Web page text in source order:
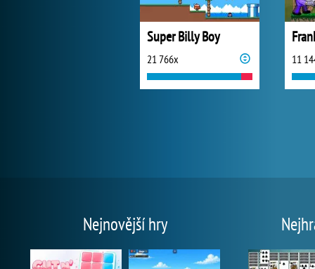
Super Billy Boy
21 766x 11
Nejnovější hry